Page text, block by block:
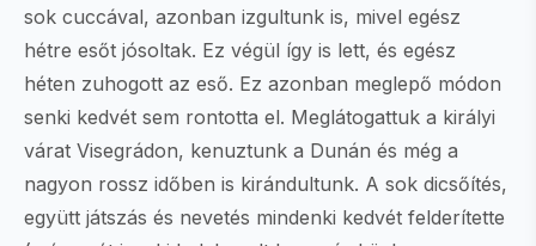
sok cuccával, azonban izgultunk is, mivel egész
hétre esőt jósoltak. Ez végül így is lett, és egész
héten zuhogott az eső. Ez azonban meglepő módon
senki kedvét sem rontotta el. Meglátogattuk a királyi
várat Visegrádon, kenuztunk a Dunán és még a
nagyon rossz időben is kirándultunk. A sok dicsőítés,
együtt játszás és nevetés mindenki kedvét felderítette